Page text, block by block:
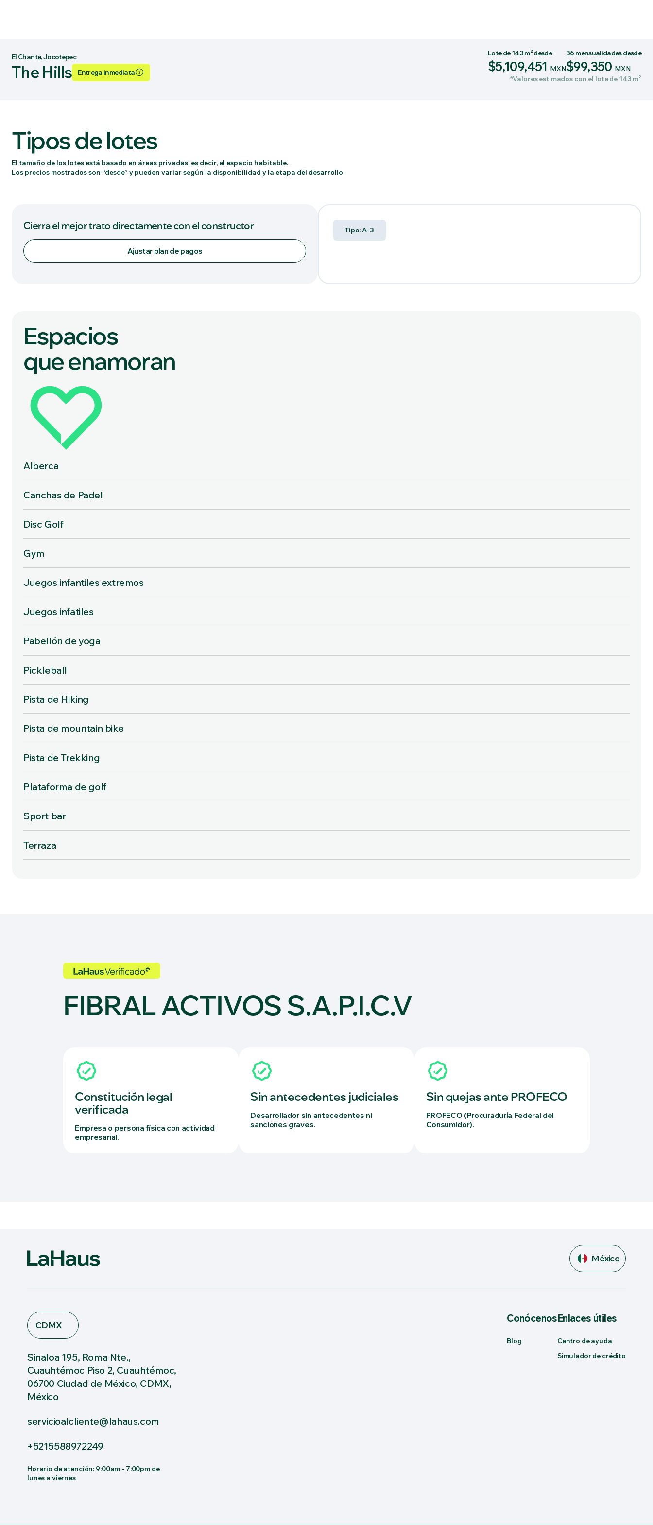
Entrega inmediata
The Hills
El Chante, Jocotepec Lote de 143 m² desde
$5,109,451 MXN
36 mensualidades desde
$99,350 MXN
*Valores estimados con el lote de 143 m²
Tipos de lotes
El tamaño de los lotes está basado en áreas privadas, es decir, el espacio habitable.
Los precios mostrados son “desde” y pueden variar según la disponibilidad y la etapa del desarrollo.
Tipo: A-3
Cierra el mejor trato directamente con el constructor
Ajustar plan de pagos
Espacios
que enamoran
Alberca
Canchas de Padel
Disc Golf
Gym
Juegos infantiles extremos
Juegos infatiles
Pabellón de yoga
Pickleball
Pista de Hiking
Pista de mountain bike
Pista de Trekking
Plataforma de golf
Sport bar
Terraza
FIBRAL ACTIVOS S.A.P.I.C.V
Constitución legal
verificada
Empresa o persona física con actividad
empresarial.
Sin antecedentes judiciales
Desarrollador sin antecedentes ni
sanciones graves.
Sin quejas ante PROFECO
PROFECO (Procuraduría Federal del
Consumidor).
México
CDMX
Sinaloa 195, Roma Nte.,
Cuauhtémoc Piso 2, Cuauhtémoc,
06700 Ciudad de México, CDMX,
México
servicioalcliente@lahaus.com
+5215588972249
Horario de atención: 9:00am - 7:00pm de
lunes a viernes
Conócenos
Blog
Enlaces útiles
Centro de ayuda
Simulador de crédito